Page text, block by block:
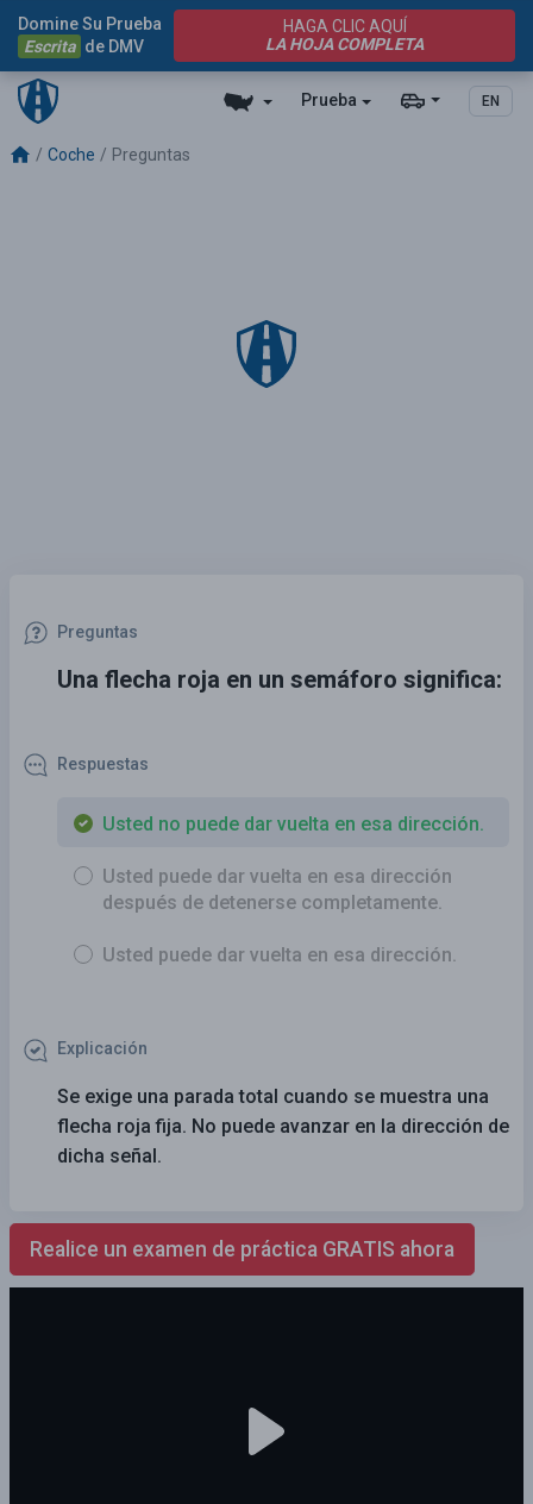
Prueba EN
Domine Su Prueba
Escrita de DMV
HAGA CLIC AQUÍ
LA HOJA COMPLETA
Coche Preguntas
Preguntas
Una flecha roja en un semáforo significa:
Respuestas
Usted no puede dar vuelta en esa dirección.
Usted puede dar vuelta en esa dirección
después de detenerse completamente.
Usted puede dar vuelta en esa dirección.
Explicación
Se exige una parada total cuando se muestra una
flecha roja fija. No puede avanzar en la dirección de
dicha señal.
Realice un examen de práctica GRATIS ahora